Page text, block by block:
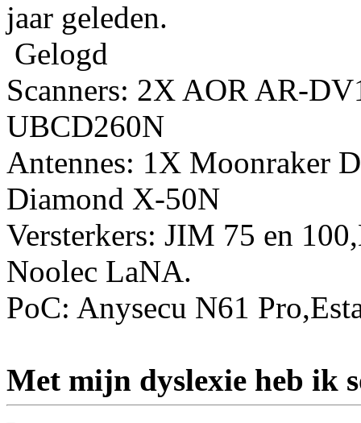
jaar geleden.
Gelogd
Scanners: 2X AOR AR-
UBCD260N
Antennes: 1X Moonraker
Diamond X-50N
Versterkers: JIM 75 en
Noolec LaNA.
PoC: Anysecu N61
Met mijn dyslexie heb ik